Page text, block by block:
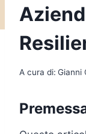
A cura di: Gianni